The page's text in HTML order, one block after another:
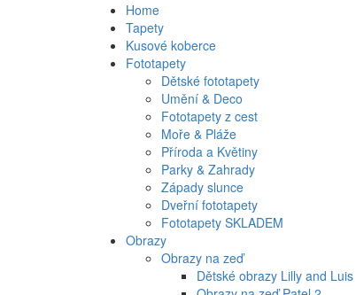
Home
Tapety
Kusové koberce
Fototapety
Dětské fototapety
Umění & Deco
Fototapety z cest
Moře & Pláže
Příroda a Květiny
Parky & Zahrady
Západy slunce
Dveřní fototapety
Fototapety SKLADEM
Obrazy
Obrazy na zeď
Dětské obrazy Lilly and Luis